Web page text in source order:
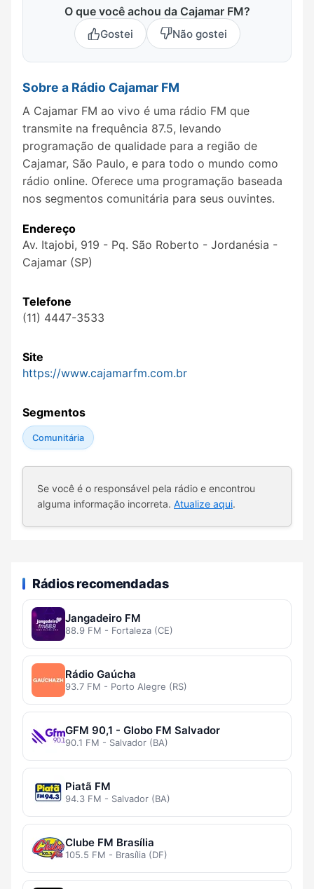
O que você achou da Cajamar FM?
Gostei Não gostei
Sobre a Rádio Cajamar FM
A Cajamar FM ao vivo é uma rádio FM que
transmite na frequência 87.5, levando
programação de qualidade para a região de
Cajamar, São Paulo, e para todo o mundo como
rádio online. Oferece uma programação baseada
nos segmentos comunitária para seus ouvintes.
Endereço
Av. Itajobi, 919 - Pq. São Roberto - Jordanésia -
Cajamar (SP)
Telefone
(11) 4447-3533
Site
https://www.cajamarfm.com.br
Segmentos
Comunitária
Se você é o responsável pela rádio e encontrou
alguma informação incorreta. Atualize aqui.
Rádios recomendadas
Jangadeiro FM
88.9 FM - Fortaleza (CE)
Rádio Gaúcha
93.7 FM - Porto Alegre (RS)
GFM 90,1 - Globo FM Salvador
90.1 FM - Salvador (BA)
Piatã FM
94.3 FM - Salvador (BA)
Clube FM Brasília
105.5 FM - Brasília (DF)